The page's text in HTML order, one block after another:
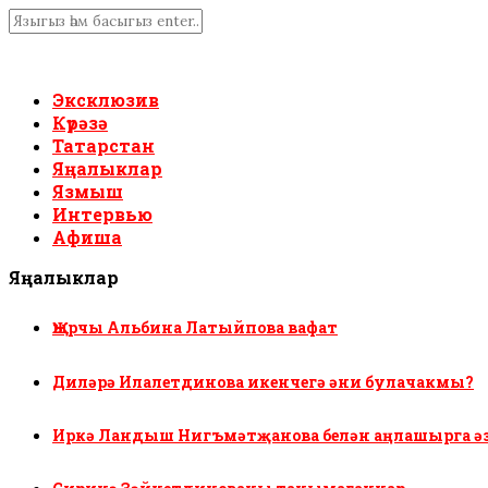
Эксклюзив
Күрәзә
Татарстан
Яңалыклар
Язмыш
Интервью
Афиша
Яңалыклар
Җырчы Альбина Латыйпова вафат
Диләрә Илалетдинова икенчегә әни булачакмы?
Иркә Ландыш Нигъмәтҗанова белән аңлашырга